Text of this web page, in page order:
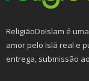
ReligiãoDoIslam é
amor pelo Islã real e
entrega, submissão